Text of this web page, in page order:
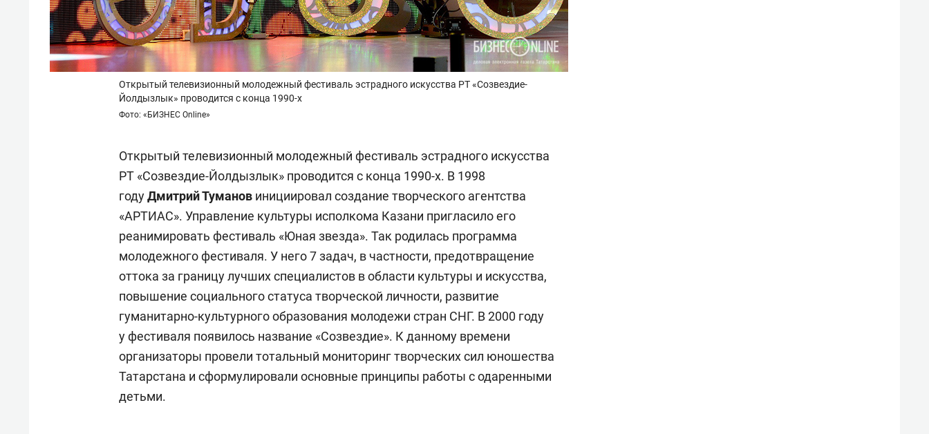
Открытый телевизионный молодежный фестиваль эстрадного искусства РТ «Созвездие-
Йолдызлык» проводится с конца 1990-х
Фото: «БИЗНЕС Online»
Открытый телевизионный молодежный фестиваль эстрадного искусства
РТ «Созвездие-Йолдызлык» проводится с конца 1990-х. В 1998
годуДмитрий Туманов инициировал создание творческого агентства
«АРТИАС». Управление культуры исполкома Казани пригласило его
реанимировать фестиваль «Юная звезда». Так родилась программа
молодежного фестиваля. У него 7 задач, в частности, предотвращение
оттока за границу лучших специалистов в области культуры и искусства,
повышение социального статуса творческой личности, развитие
гуманитарно-культурного образования молодежи стран СНГ. В 2000 году
у фестиваля появилось название «Созвездие». К данному времени
организаторы провели тотальный мониторинг творческих сил юношества
Татарстана и сформулировали основные принципы работы с одаренными
детьми.